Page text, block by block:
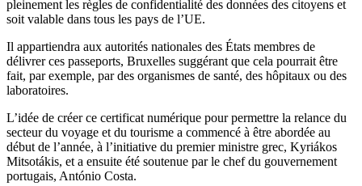
pleinement les règles de confidentialité des données des citoyens et
soit valable dans tous les pays de l’UE.
Il appartiendra aux autorités nationales des États membres de
délivrer ces passeports, Bruxelles suggérant que cela pourrait être
fait, par exemple, par des organismes de santé, des hôpitaux ou des
laboratoires.
L’idée de créer ce certificat numérique pour permettre la relance du
secteur du voyage et du tourisme a commencé à être abordée au
début de l’année, à l’initiative du premier ministre grec, Kyriákos
Mitsotákis, et a ensuite été soutenue par le chef du gouvernement
portugais, António Costa.